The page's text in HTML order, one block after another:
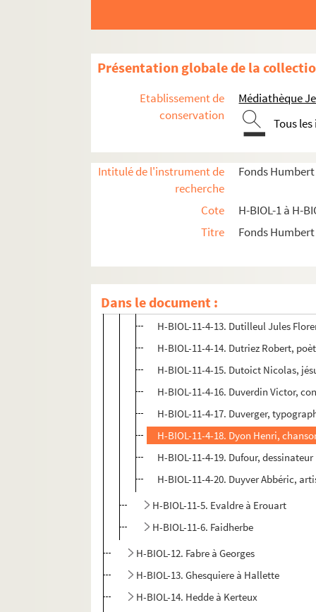
Présentation globale de la
Etablissement de
conservation
Médiathèque
Tous
Intitulé de l'instrument de
recherche
Fonds
Cote
H-BIOL-1 à H-
Titre
Fonds
Dans le document :
H-BIOL-11-4-1. Du Sart d'Escargne
H-BIOL-11-4-3. Dusautoir Jeanne,
H-BIOL-11-4-4. Dusautoir Charles,
H-BIOL-11-4-5. Dusaultoit
H-BIOL-11-4-6. Dusillon J.B., artiste
H-BIOL-11-4-7. Duthoit Paul,
H-BIOL-11-4-8. Duthoit notable
H-BIOL-11-4-9. Dutthoy, officier
H-BIOL-11-4-11. Duthil Désiré
H-BIOL-11-4-12. Duterque, crieur
H-BIOL-11-4-13. Dutilleul Jules
H-BIOL-11-4-14. Dutriez Robert,
H-BIOL-11-4-15. Dutoict Nicolas,
H-BIOL-11-4-16. Duverdin Victor,
H-BIOL-11-4-17. Duverger,
H-BIOL-11-4-18. Dyon Henri,
H-BIOL-11-4-19. Dufour, dessinateur
H-BIOL-11-4-20. Duyver Abbéric,
H-BIOL-11-5. Evaldre à Erouart
H-BIOL-11-6. Faidherbe
H-BIOL-12. Fabre à Georges
H-BIOL-13. Ghesquiere à Hallette
H-BIOL-14. Hedde à Kerteux